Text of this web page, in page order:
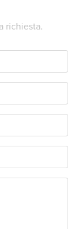
richiesta.